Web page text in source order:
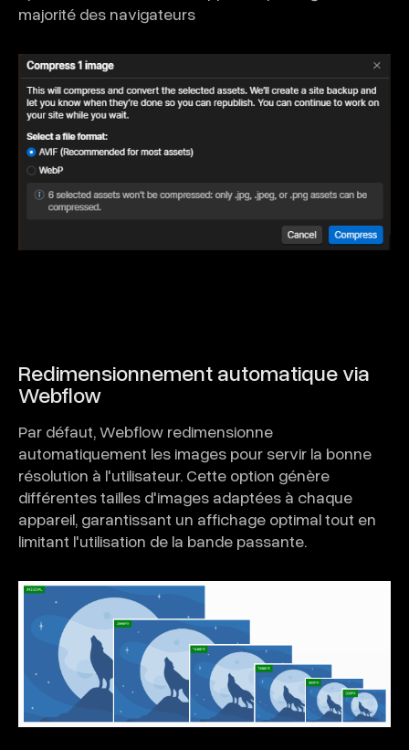
majorité des navigateurs
Redimensionnement automatique via
Webflow
Par défaut, Webflow redimensionne
automatiquement les images pour servir la bonne
résolution à l'utilisateur. Cette option génère
différentes tailles d'images adaptées à chaque
appareil, garantissant un affichage optimal tout en
limitant l'utilisation de la bande passante.